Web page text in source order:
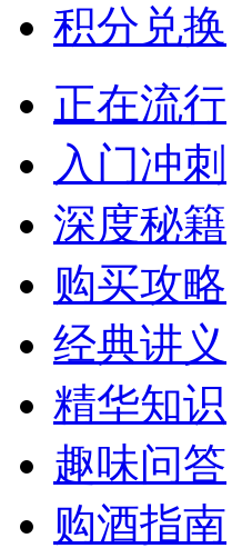
积分兑换
正在流行
入门冲刺
深度秘籍
购买攻略
经典讲义
精华知识
趣味问答
购酒指南